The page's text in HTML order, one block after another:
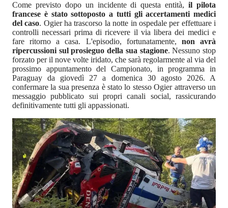
Come previsto dopo un incidente di questa entità, il pilota
francese è stato sottoposto a tutti gli accertamenti medici
del caso. Ogier ha trascorso la notte in ospedale per effettuare i
controlli necessari prima di ricevere il via libera dei medici e
fare ritorno a casa. L'episodio, fortunatamente, non avrà
ripercussioni sul prosieguo della sua stagione. Nessuno stop
forzato per il nove volte iridato, che sarà regolarmente al via del
prossimo appuntamento del Campionato, in programma in
Paraguay da giovedì 27 a domenica 30 agosto 2026. A
confermare la sua presenza è stato lo stesso Ogier attraverso un
messaggio pubblicato sui propri canali social, rassicurando
definitivamente tutti gli appassionati.